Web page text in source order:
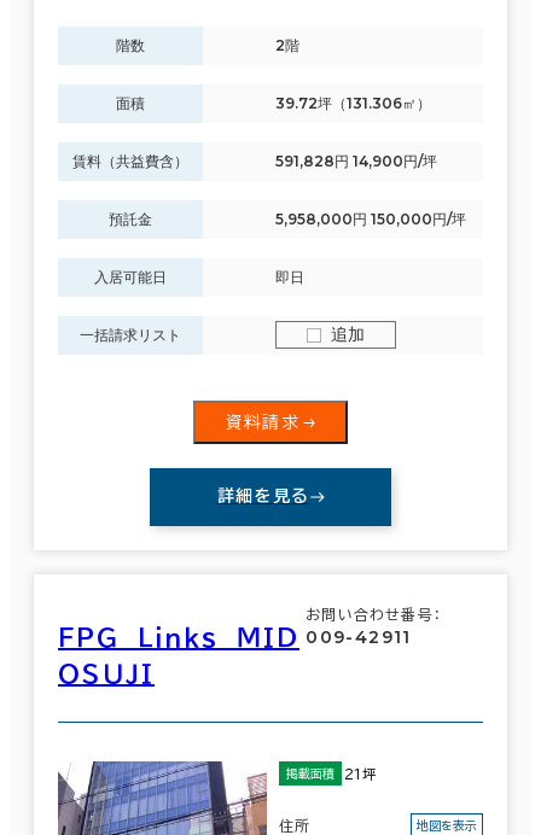
階数 2階
面積 39.72坪（131.306㎡）
賃料（共益費含） 591,828円 14,900円/坪
預託金 5,958,000円 150,000円/坪
入居可能日 即日
一括請求リスト 追加
資料請求
詳細を見る
ＦＰＧ Ｌｉｎｋｓ ＭＩＤ
ＯＳＵＪＩ
お問い合わせ番号：
009-42911
掲載面積 21坪
住所
地図を表示